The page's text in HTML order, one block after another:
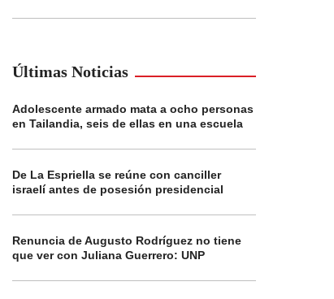
Últimas Noticias
Adolescente armado mata a ocho personas
en Tailandia, seis de ellas en una escuela
De La Espriella se reúne con canciller
israelí antes de posesión presidencial
Renuncia de Augusto Rodríguez no tiene
que ver con Juliana Guerrero: UNP